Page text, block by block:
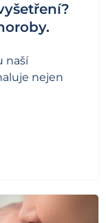
naší
nejen